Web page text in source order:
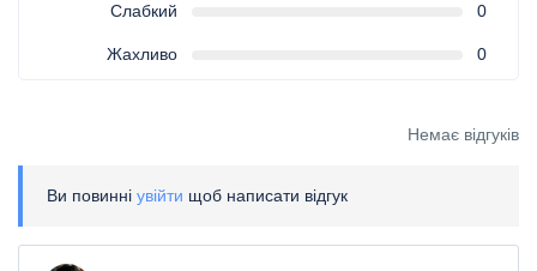
Слабкий 0
Жахливо 0
Немає відгуків
Ви повинні увійти щоб написати відгук